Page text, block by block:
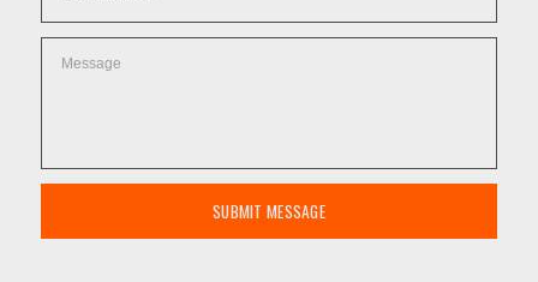
SUBMIT MESSAGE